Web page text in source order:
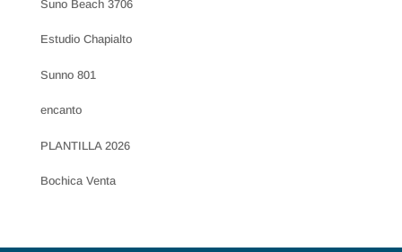
Suno Beach 3706
Estudio Chapialto
Sunno 801
encanto
PLANTILLA 2026
Bochica Venta